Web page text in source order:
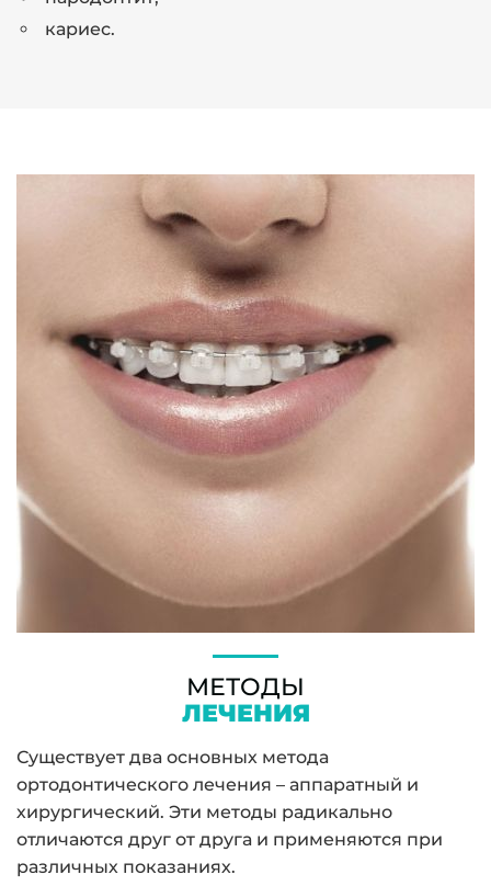
кариес.
МЕТОДЫ
ЛЕЧЕНИЯ
Существует два основных метода
ортодонтического лечения – аппаратный и
хирургический. Эти методы радикально
отличаются друг от друга и применяются при
различных показаниях.